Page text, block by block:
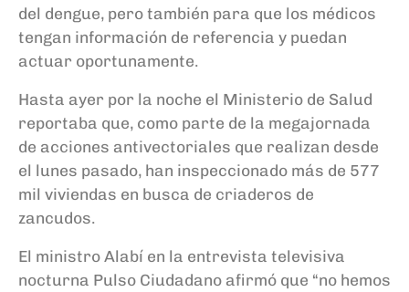
del dengue, pero también para que los médicos
tengan información de referencia y puedan
actuar oportunamente.
Hasta ayer por la noche el Ministerio de Salud
reportaba que, como parte de la megajornada
de acciones antivectoriales que realizan desde
el lunes pasado, han inspeccionado más de 577
mil viviendas en busca de criaderos de
zancudos.
El ministro Alabí en la entrevista televisiva
nocturna Pulso Ciudadano afirmó que “no hemos